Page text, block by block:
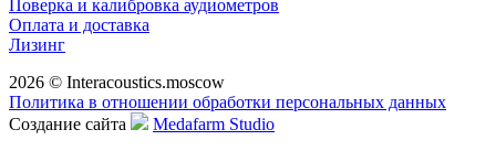
Поверка и калибровка аудиометров
Оплата и доставка
Лизинг
2026 © Interacoustics.moscow
Политика в отношении обработки персональных данных
Создание сайта
Medafarm Studio